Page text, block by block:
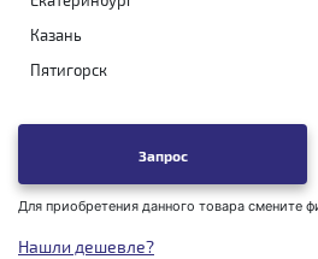
Казань
Пятигорск
Запрос
Для приобретения данного товара смените
Нашли дешевле?